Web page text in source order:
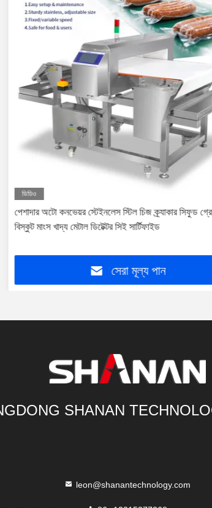
ভিডিও
পেশাদার অটো কনভেয়র স্টেইনলেস স্টিল চিজ ক্র্যাকার সিফুড
বিস্কুট মাংস খাদ্য মেটাল ডিটেক্টর সিই সার্টিফাইড
সেরা মূল্য পান
SHANAN
leon@shanantechnology.com